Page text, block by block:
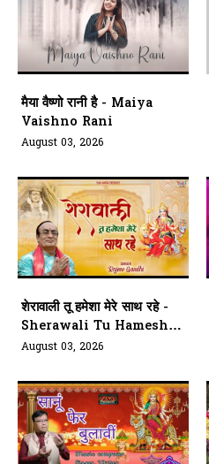
मैया वैष्णो रानी है - Maiya
Vaishno Rani
August 03, 2026
शेरावाली तू हमेशा मेरे साथ रहे -
Sherawali Tu Hamesha
Mere Saath
August 03, 2026